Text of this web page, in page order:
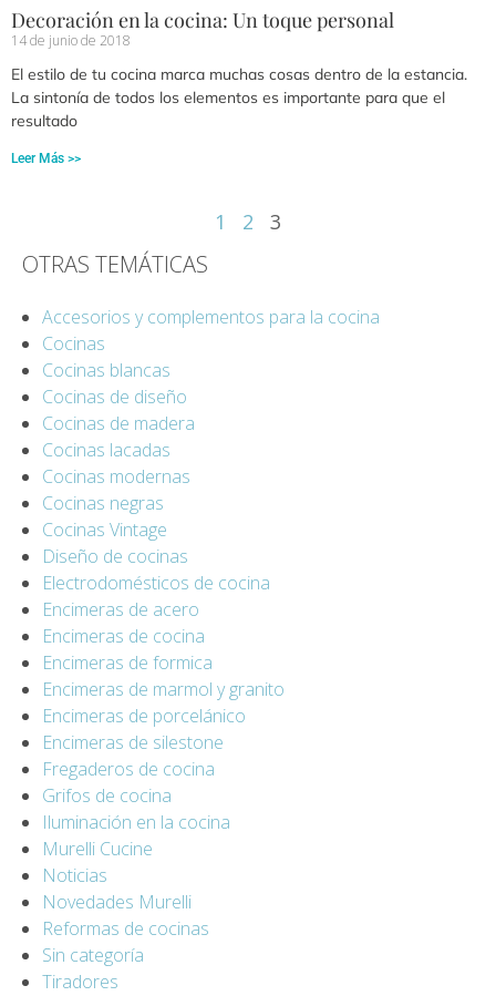
Decoración en la cocina: Un toque personal
14 de junio de 2018
El estilo de tu cocina marca muchas cosas dentro de la estancia.
La sintonía de todos los elementos es importante para que el
resultado
Leer Más >>
1 2 3
OTRAS TEMÁTICAS
Accesorios y complementos para la cocina
Cocinas
Cocinas blancas
Cocinas de diseño
Cocinas de madera
Cocinas lacadas
Cocinas modernas
Cocinas negras
Cocinas Vintage
Diseño de cocinas
Electrodomésticos de cocina
Encimeras de acero
Encimeras de cocina
Encimeras de formica
Encimeras de marmol y granito
Encimeras de porcelánico
Encimeras de silestone
Fregaderos de cocina
Grifos de cocina
Iluminación en la cocina
Murelli Cucine
Noticias
Novedades Murelli
Reformas de cocinas
Sin categoría
Tiradores